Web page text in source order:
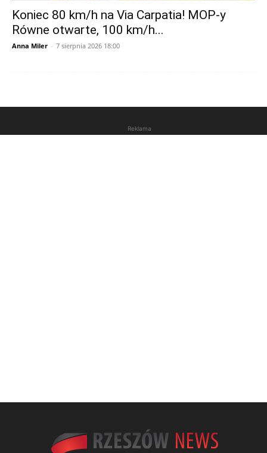
Koniec 80 km/h na Via Carpatia! MOP-y
Równe otwarte, 100 km/h...
Anna Miler - 7 sierpnia 2026 18:00
Reklama